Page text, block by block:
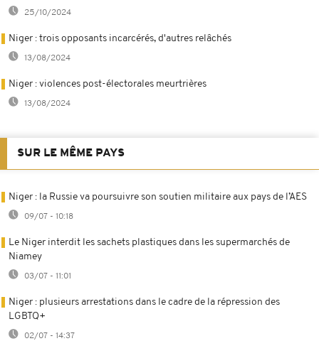
25/10/2024
Niger : trois opposants incarcérés, d'autres relâchés
13/08/2024
Niger : violences post-électorales meurtrières
13/08/2024
SUR LE MÊME PAYS
Niger : la Russie va poursuivre son soutien militaire aux pays de l’AES
09/07 - 10:18
Le Niger interdit les sachets plastiques dans les supermarchés de
Niamey
03/07 - 11:01
Niger : plusieurs arrestations dans le cadre de la répression des
LGBTQ+
02/07 - 14:37